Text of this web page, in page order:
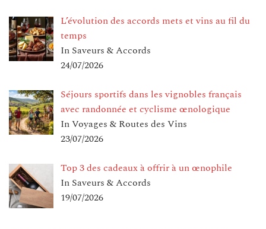
L’évolution des accords mets et vins au fil du
temps
In Saveurs & Accords
24/07/2026
Séjours sportifs dans les vignobles français
avec randonnée et cyclisme œnologique
In Voyages & Routes des Vins
23/07/2026
Top 3 des cadeaux à offrir à un œnophile
In Saveurs & Accords
19/07/2026